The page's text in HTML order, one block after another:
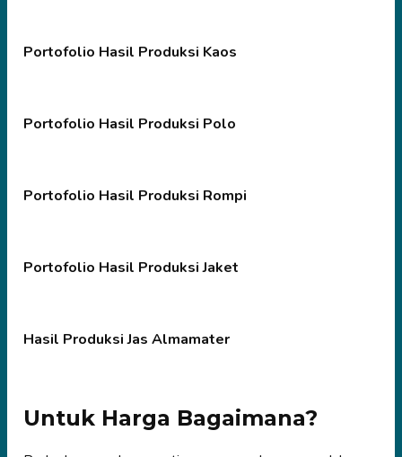
Portofolio Hasil Produksi Kaos
Portofolio Hasil Produksi Polo
Portofolio Hasil Produksi Rompi
Portofolio Hasil Produksi Jaket
Hasil Produksi Jas Almamater
Untuk Harga Bagaimana?